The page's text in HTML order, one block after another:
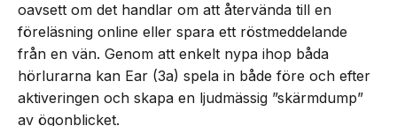
oavsett om det handlar om att återvända till en
föreläsning online eller spara ett röstmeddelande
från en vän. Genom att enkelt nypa ihop båda
hörlurarna kan Ear (3a) spela in både före och efter
aktiveringen och skapa en ljudmässig ”skärmdump”
av ögonblicket.